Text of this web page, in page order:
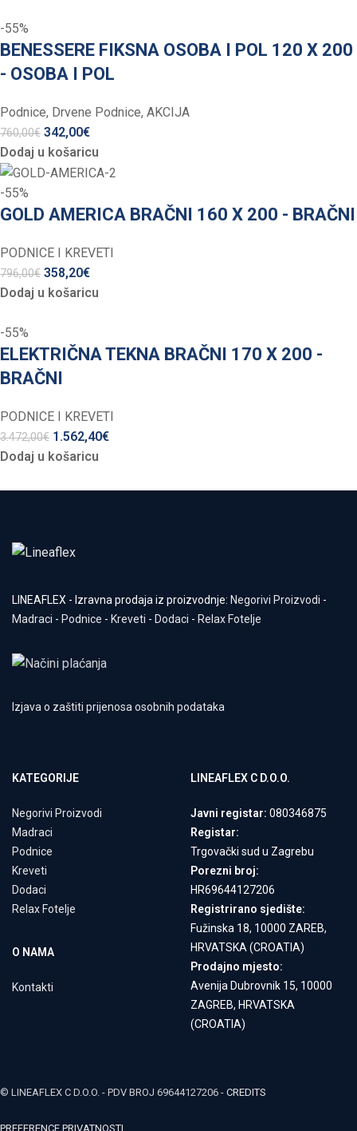
-55%
BENESSERE FIKSNA OSOBA I POL 120 X 200
- OSOBA I POL
Podnice, Drvene Podnice, AKCIJA
760,00€ 342,00€
Dodaj u košaricu
-55%
GOLD AMERICA BRAČNI 160 X 200 - BRAČNI
PODNICE I KREVETI
796,00€ 358,20€
Dodaj u košaricu
-55%
ELEKTRIČNA TEKNA BRAČNI 170 X 200 -
BRAČNI
PODNICE I KREVETI
3.472,00€ 1.562,40€
Dodaj u košaricu
LINEAFLEX - Izravna prodaja iz proizvodnje: Negorivi Proizvodi -
Madraci - Podnice - Kreveti - Dodaci - Relax Fotelje
Izjava o zaštiti prijenosa osobnih podataka
KATEGORIJE
Negorivi Proizvodi
Madraci
Podnice
Kreveti
Dodaci
Relax Fotelje
O NAMA
Kontakti
LINEAFLEX C D.O.O.
Javni registar: 080346875
Registar:
Trgovački sud u Zagrebu
Porezni broj:
HR69644127206
Registrirano sjedište:
Fužinska 18, 10000 ZAREB,
HRVATSKA (CROATIA)
Prodajno mjesto:
Avenija Dubrovnik 15, 10000
ZAGREB, HRVATSKA
(CROATIA)
© LINEAFLEX C D.O.O. - PDV BROJ 69644127206 - CREDITS
PREFERENCE PRIVATNOSTI